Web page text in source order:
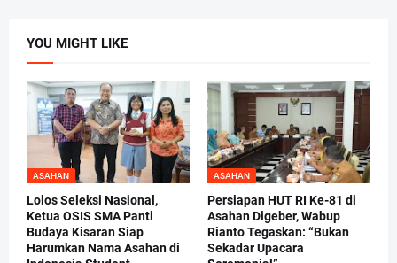
YOU MIGHT LIKE
ASAHAN
Lolos Seleksi Nasional,
Ketua OSIS SMA Panti
Budaya Kisaran Siap
Harumkan Nama Asahan di
ASAHAN
Persiapan HUT RI Ke-81 di
Asahan Digeber, Wabup
Rianto Tegaskan: “Bukan
Sekadar Upacara